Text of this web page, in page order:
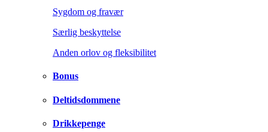
Sygdom og fravær
Særlig beskyttelse
Anden orlov og fleksibilitet
Bonus
Deltidsdommene
Drikkepenge